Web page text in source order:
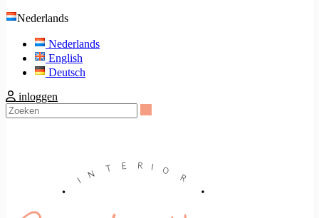
Nederlands
Nederlands
English
Deutsch
inloggen